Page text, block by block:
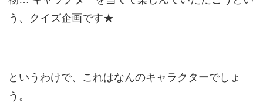
う、クイズ企画です★
というわけで、これはなんのキャラクターでしょ
う。